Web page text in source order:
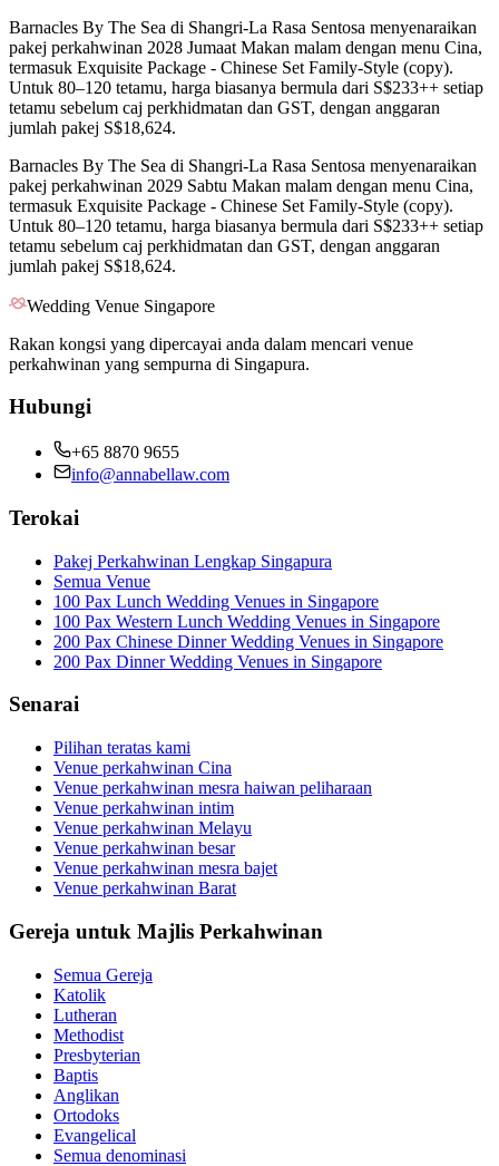
Barnacles By The Sea di Shangri-La Rasa Sentosa menyenaraikan
pakej perkahwinan 2028 Jumaat Makan malam dengan menu Cina,
termasuk Exquisite Package - Chinese Set Family-Style (copy).
Untuk 80–120 tetamu, harga biasanya bermula dari S$233++ setiap
tetamu sebelum caj perkhidmatan dan GST, dengan anggaran
jumlah pakej S$18,624.
Barnacles By The Sea di Shangri-La Rasa Sentosa menyenaraikan
pakej perkahwinan 2029 Sabtu Makan malam dengan menu Cina,
termasuk Exquisite Package - Chinese Set Family-Style (copy).
Untuk 80–120 tetamu, harga biasanya bermula dari S$233++ setiap
tetamu sebelum caj perkhidmatan dan GST, dengan anggaran
jumlah pakej S$18,624.
Wedding Venue Singapore
Rakan kongsi yang dipercayai anda dalam mencari venue
perkahwinan yang sempurna di Singapura.
Hubungi
+65 8870 9655
info@annabellaw.com
Terokai
Pakej Perkahwinan Lengkap Singapura
Semua Venue
100 Pax Lunch Wedding Venues in Singapore
100 Pax Western Lunch Wedding Venues in Singapore
200 Pax Chinese Dinner Wedding Venues in Singapore
200 Pax Dinner Wedding Venues in Singapore
Senarai
Pilihan teratas kami
Venue perkahwinan Cina
Venue perkahwinan mesra haiwan peliharaan
Venue perkahwinan intim
Venue perkahwinan Melayu
Venue perkahwinan besar
Venue perkahwinan mesra bajet
Venue perkahwinan Barat
Gereja untuk Majlis Perkahwinan
Semua Gereja
Katolik
Lutheran
Methodist
Presbyterian
Baptis
Anglikan
Ortodoks
Evangelical
Semua denominasi